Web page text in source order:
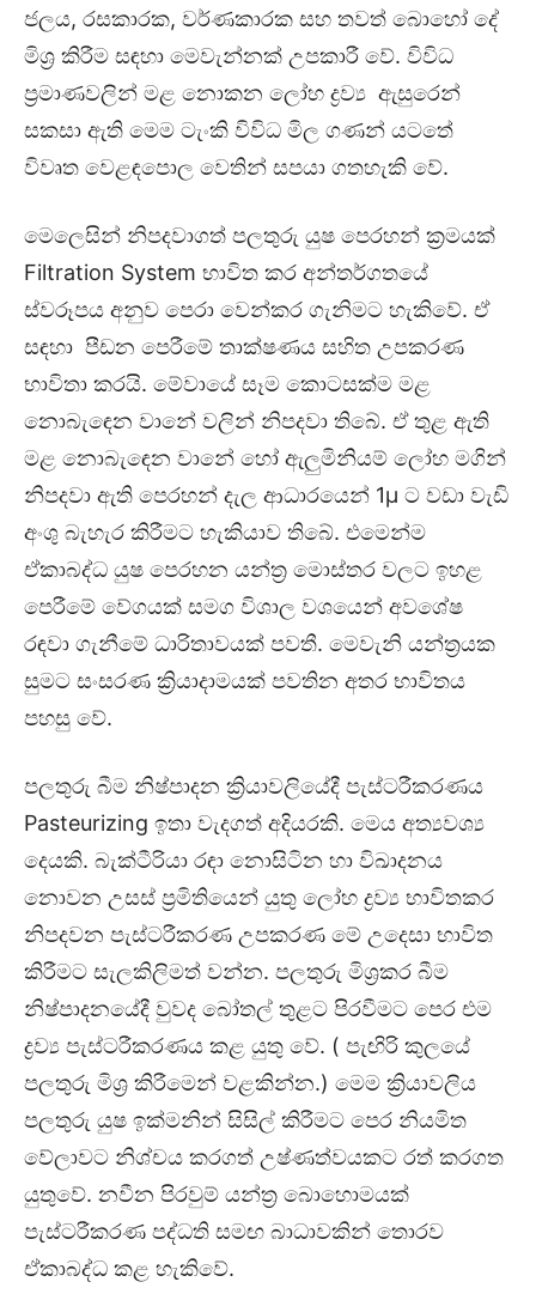
ජලය, රසකාරක, වර්ණකාරක සහ තවත් බොහෝ දේ
මිශ්‍ර කිරීම සඳහා මෙවැන්නක් උපකාරී වේ. විවිධ
ප්‍රමාණවලින් මළ නොකන ලෝහ ද්‍රව්‍ය ඇසුරෙන්
සකසා ඇති මෙම ටැංකි විවිධ මිල ගණන් යටතේ
විවෘත වෙළඳපොල වෙතින් සපයා ගතහැකි වේ.
මෙලෙසින් නිපදවාගත් පලතුරු යුෂ පෙරහන් ක්‍රමයක්
Filtration System භාවිත කර අන්තර්ගතයේ
ස්වරූපය අනුව පෙරා වෙන්කර ගැනිමට හැකිවේ. ඒ
සඳහා පීඩන පෙරීමේ තාක්ෂණය සහිත උපකරණ
භාවිතා කරයි. මේවායේ සෑම කොටසක්ම මළ
නොබැඳෙන වානේ වලින් නිපදවා තිබේ. ඒ තුළ ඇති
මළ නොබැඳෙන වානේ හෝ ඇලුමිනියම් ලෝහ මගින්
නිපදවා ඇති පෙරහන් දැල ආධාරයෙන් 1μ ට වඩා වැඩි
අංශු බැහැර කිරීමට හැකියාව තිබේ. එමෙන්ම
ඒකාබද්ධ යුෂ පෙරහන යන්ත්‍ර මොස්තර වලට ඉහළ
පෙරීමේ වේගයක් සමග විශාල වශයෙන් අවශේෂ
රඳවා ගැනීමේ ධාරිතාවයක් පවතී. මෙවැනි යන්ත්‍රයක
සුමට සංසරණ ක්‍රියාදාමයක් පවතින අතර භාවිතය
පහසු වේ.
පලතුරු බීම නිෂ්පාදන ක්‍රියාවලියේදී පැස්ටරීකරණය
Pasteurizing ඉතා වැදගත් අදියරකි. මෙය අත්‍යවශ්‍ය
දෙයකි. බැක්ටීරියා රඳා නොසිටින හා විඛාදනය
නොවන උසස් ප්‍රමිතියෙන් යුතු ලෝහ ද්‍රව්‍ය භාවිතකර
නිපදවන පැස්ටරීකරණ උපකරණ මේ උදෙසා භාවිත
කිරීමට සැලකිලිමත් වන්න. පලතුරු මිශ්‍රකර බීම
නිෂ්පාදනයේදී වුවද බෝතල් තුළට පිරවීමට පෙර එම
ද්‍රව්‍ය පැස්ටරීකරණය කළ යුතු වේ. ( පැඟිරි කුලයේ
පලතුරු මිශ්‍ර කිරීමෙන් වළකින්න.) මෙම ක්‍රියාවලිය
පලතුරු යුෂ ඉක්මනින් සිසිල් කිරීමට පෙර නියමිත
වේලාවට නිශ්චය කරගත් උෂ්ණත්වයකට රත් කරගත
යුතුවේ. නවීන පිරවුම් යන්ත්‍ර බොහොමයක්
පැස්ටරීකරණ පද්ධති සමඟ බාධාවකින් තොරව
ඒකාබද්ධ කළ හැකිවේ.